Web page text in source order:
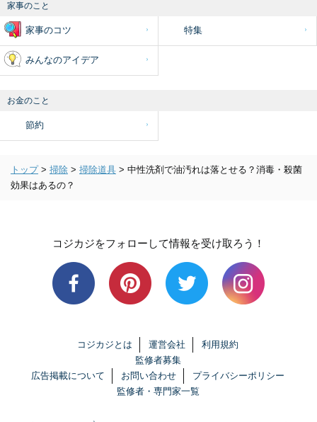
家事のこと
家事のコツ 特集
みんなのアイデア
お金のこと
節約
トップ > 掃除 > 掃除道具 > 中性洗剤で油汚れは落とせる？消毒・殺菌
効果はあるの？
コジカジをフォローして情報を受け取ろう！
コジカジとは 運営会社
利用規約
監修者募集
広告掲載について
お問い合わせ
プライバシーポリシー
監修者・専門家一覧